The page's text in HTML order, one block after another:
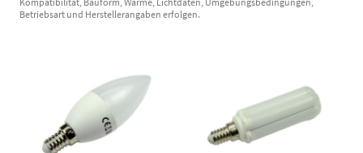
Betriebsart und Herstellerangaben erfolgen.